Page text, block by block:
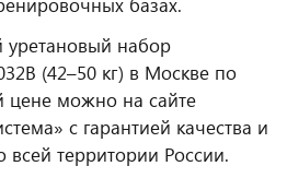
уретановый набор
(42–50 кг) в Москве по
цене можно на сайте
с гарантией качества и
всей территории России.